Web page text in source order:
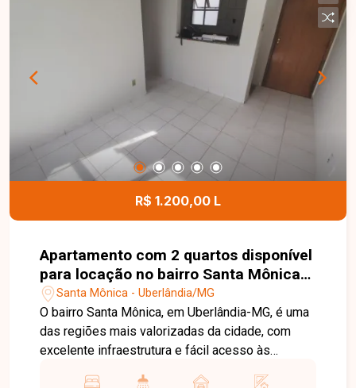
cobertas, oferecendo conforto, praticidade e
excelente aproveitamento dos espaços. O bairro
Laranjeiras, em Uberlândia-MG, é uma região em
constante valorização, com excelente
infraestrutura e fácil acesso às principais vias da
cidade. Próximo a supermercados, escolas,
farmácias, restaurantes e diversos serviços,
oferece praticidade, conforto e qualidade de vida.
Entre em contato para mais informações e
agende uma visita para conhecer este excelente
R$ 1.200,00 L
Apartamento com 2 quartos disponível
para locação no bairro Santa Mônica
em Uberlândia-MG
Santa Mônica - Uberlândia/MG
O bairro Santa Mônica, em Uberlândia-MG, é uma
das regiões mais valorizadas da cidade, com
excelente infraestrutura e fácil acesso às